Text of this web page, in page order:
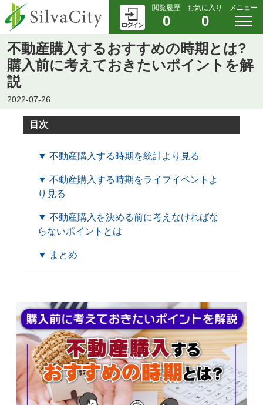
閲覧履歴
0
お気に入り
0
メニュー
不動産購入するおすすめの時期とは?
購入前に考えておきたいポイントを解
説
2022-07-26
目次
▼ 不動産購入する時期を統計より見る
▼ 不動産購入する時期をライフイベントよ
り見る
▼ 不動産購入を決める前に考えなければな
らないポイントとは
▼ まとめ